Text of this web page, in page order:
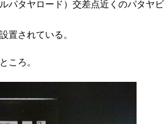
パタヤロード）交差点近くのパタヤ
置されている。
ころ。